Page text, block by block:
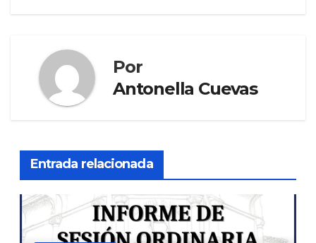
Por
Antonella Cuevas
Entrada relacionada